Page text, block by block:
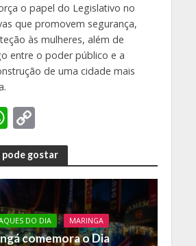
o papel do Legislativo no
que promovem segurança,
às mulheres, além de
entre o poder público e a
de uma cidade mais
W
h
at
s
A
p
C
o
p
y
Li
n
pode gostar
DO DIA MARINGA
comemora o Dia